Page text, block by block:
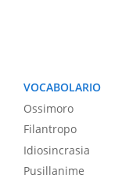
VOCABOLARIO
Ossimoro
Filantropo
Idiosincrasia
Pusillanime